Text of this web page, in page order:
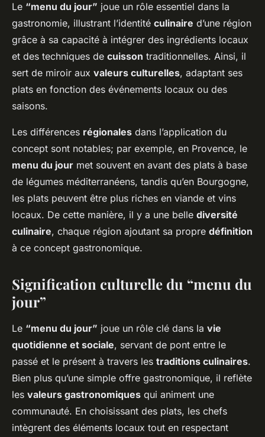
Le “menu du jour” joue un rôle essentiel dans la
gastronomie, illustrant l’identité culinaire d’une région
grâce à sa capacité à intégrer des ingrédients locaux
et des techniques de cuisson traditionnelles. Ainsi, il
sert de miroir aux valeurs culturelles, adaptant ses
plats en fonction des événements locaux ou des
saisons.
Les différences régionales dans l’application du
concept sont notables; par exemple, en Provence, le
menu du jour met souvent en avant des plats à base
de légumes méditerranéens, tandis qu’en Bourgogne,
les plats peuvent être plus riches en viande et vins
locaux. De cette manière, il y a une belle diversité
culinaire, chaque région ajoutant sa propre définition
à ce concept gastronomique.
Signification culturelle du “menu du
jour”
Le “menu du jour” joue un rôle clé dans la vie
quotidienne et sociale, servant de pont entre le
passé et le présent à travers les traditions culinaires.
Bien plus qu’une simple offre gastronomique, il reflète
les valeurs gastronomiques qui animent une
communauté. En choisissant des plats, les chefs
intègrent des éléments locaux tout en respectant